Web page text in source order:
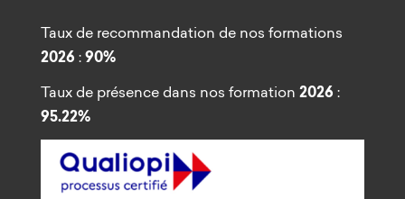
Taux de recommandation de nos formations
2026 :90%
Taux de présence dans nos formation 2026 :
95.22%